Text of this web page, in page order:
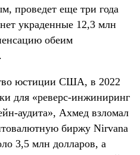
проведет еще три года
украденные 12,3 млн
обеим
юстиции США, в 2022
для «реверс-инжиниринг
аудита», Ахмед взломал
биржу Nirvana
3,5 млн долларов, а